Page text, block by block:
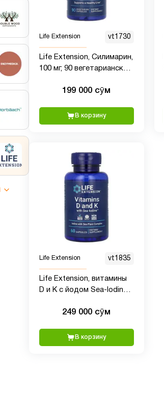
Life Extension vt1730
Life Extension, Силимарин,
100 мг, 90 вегетарианских
199 000 сӯм
В корзину
Life Extension vt1835
Life Extension, витамины
D и К с йодом Sea-Iodine,
249 000 сӯм
В корзину